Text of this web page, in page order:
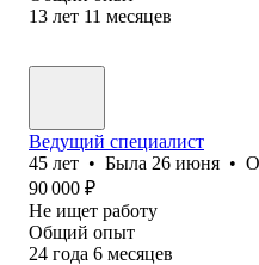
13 лет 11 месяцев
Ведущий специалист
45 лет • Была 26 июня •
90 000 ₽
Не ищет работу
Общий опыт
24 года 6 месяцев